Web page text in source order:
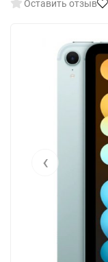
Оставить отзыв
‹